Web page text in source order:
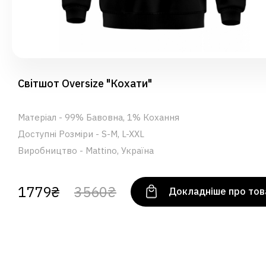
Світшот Oversize "Кохати"
Матеріал - 99% Бавовна, 1% Кохання
Доступні Розміри - S-M, L-XXL
Виробництво - Mattino, Україна
1779₴ 3560₴ Докладніше про